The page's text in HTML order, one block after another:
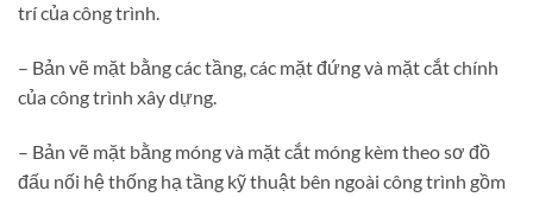
trí của công trình.
– Bản vẽ mặt bằng các tầng, các mặt đứng và mặt cắt chính
của công trình xây dựng.
– Bản vẽ mặt bằng móng và mặt cắt móng kèm theo sơ đồ
đấu nối hệ thống hạ tầng kỹ thuật bên ngoài công trình gồm